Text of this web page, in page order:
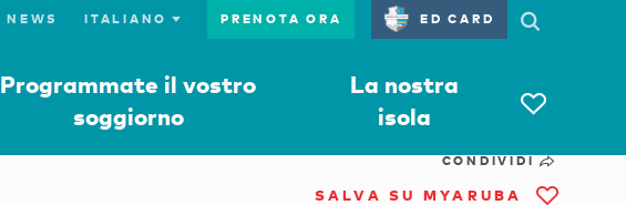
NEWS PRENOTA ORA ED CARD
Programmate il vostro
soggiorno
La nostra
isola
CONDIVIDI
SALVA SU MYARUBA